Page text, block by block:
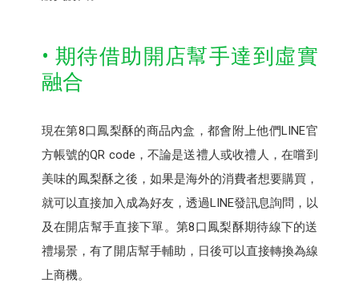
• 期待借助開店幫手達到虛實
融合
現在第8口鳳梨酥的商品內盒，都會附上他們LINE官
方帳號的QR code，不論是送禮人或收禮人，在嚐到
美味的鳳梨酥之後，如果是海外的消費者想要購買，
就可以直接加入成為好友，透過LINE發訊息詢問，以
及在開店幫手直接下單。第8口鳳梨酥期待線下的送
禮場景，有了開店幫手輔助，日後可以直接轉換為線
上商機。